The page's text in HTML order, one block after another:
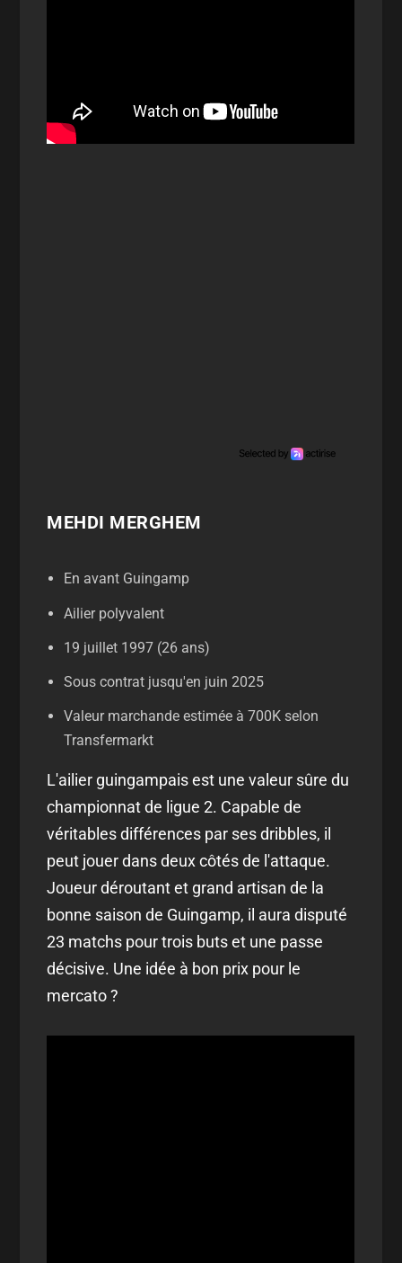
MEHDI MERGHEM
En avant Guingamp
Ailier polyvalent
19 juillet 1997 (26 ans)
Sous contrat jusqu'en juin 2025
Valeur marchande estimée à 700K selon
Transfermarkt
L'ailier guingampais est une valeur sûre du
championnat de ligue 2. Capable de
véritables différences par ses dribbles, il
peut jouer dans deux côtés de l'attaque.
Joueur déroutant et grand artisan de la
bonne saison de Guingamp, il aura disputé
23 matchs pour trois buts et une passe
décisive. Une idée à bon prix pour le
mercato ?